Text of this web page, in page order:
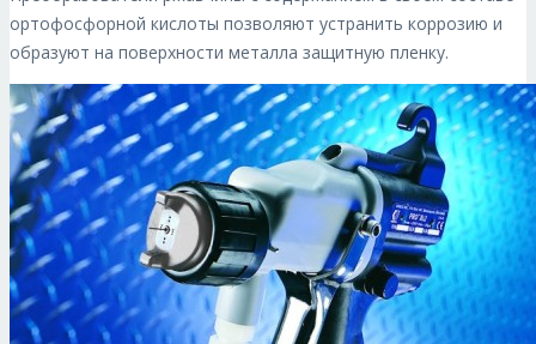
ортофосфорной кислоты позволяют устранить коррозию и
образуют на поверхности металла защитную пленку.